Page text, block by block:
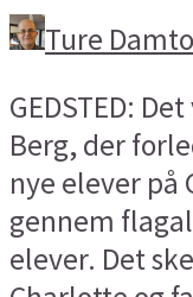
Ture
GEDSTED:
Berg, der
nye elever på
gennem
elever. Det